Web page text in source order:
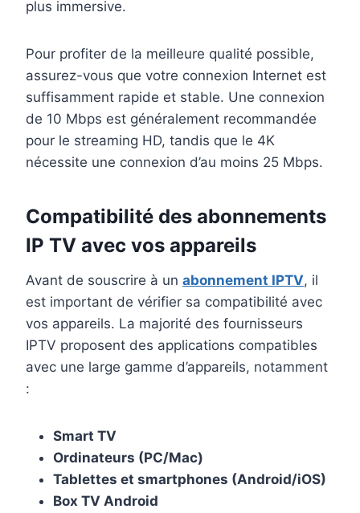
plus immersive.
Pour profiter de la meilleure qualité possible,
assurez-vous que votre connexion Internet est
suffisamment rapide et stable. Une connexion
de 10 Mbps est généralement recommandée
pour le streaming HD, tandis que le 4K
nécessite une connexion d’au moins 25 Mbps.
Compatibilité des abonnements
IP TV avec vos appareils
Avant de souscrire à un abonnement IPTV, il
est important de vérifier sa compatibilité avec
vos appareils. La majorité des fournisseurs
IPTV proposent des applications compatibles
avec une large gamme d’appareils, notamment
:
Smart TV
Ordinateurs (PC/Mac)
Tablettes et smartphones (Android/iOS)
Box TV Android